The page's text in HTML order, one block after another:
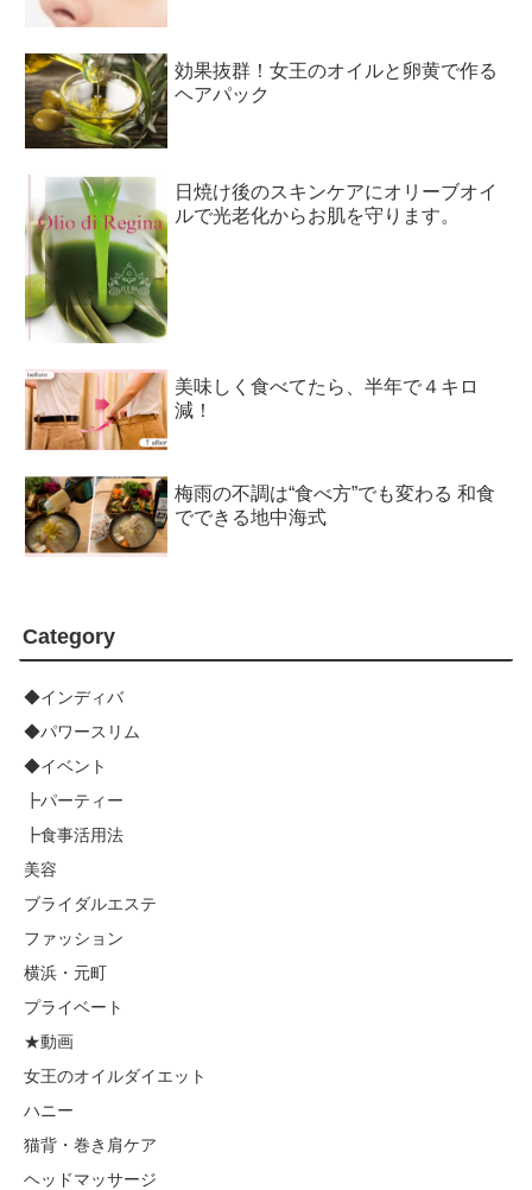
効果抜群！女王のオイルと卵黄で作る
ヘアパック
日焼け後のスキンケアにオリーブオイ
ルで光老化からお肌を守ります。
美味しく食べてたら、半年で４キロ
減！
梅雨の不調は“食べ方”でも変わる 和食
でできる地中海式
Category
◆インディバ
◆パワースリム
◆イベント
┣パーティー
┣食事活用法
美容
ブライダルエステ
ファッション
横浜・元町
プライベート
★動画
女王のオイルダイエット
ハニー
猫背・巻き肩ケア
ヘッドマッサージ